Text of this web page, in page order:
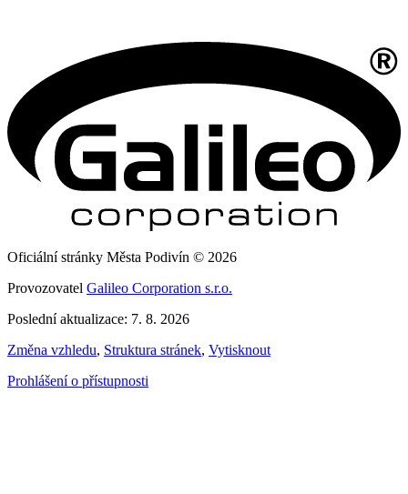
Oficiální stránky Města Podivín © 2026
Provozovatel Galileo Corporation s.r.o.
Poslední aktualizace: 7. 8. 2026
Změna vzhledu, Struktura stránek, Vytisknout
Prohlášení o přístupnosti